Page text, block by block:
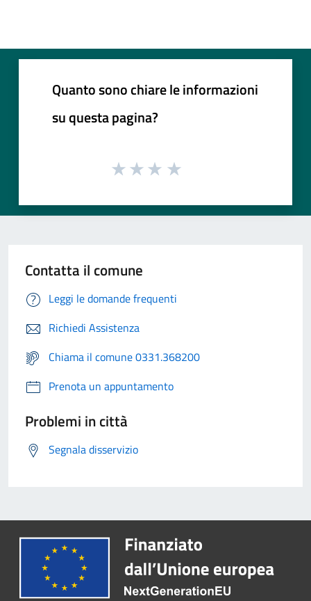
Quanto sono chiare le informazioni
su questa pagina?
Contatta il comune
Leggi le domande frequenti
Richiedi Assistenza
Chiama il comune 0331.368200
Prenota un appuntamento
Problemi in città
Segnala disservizio